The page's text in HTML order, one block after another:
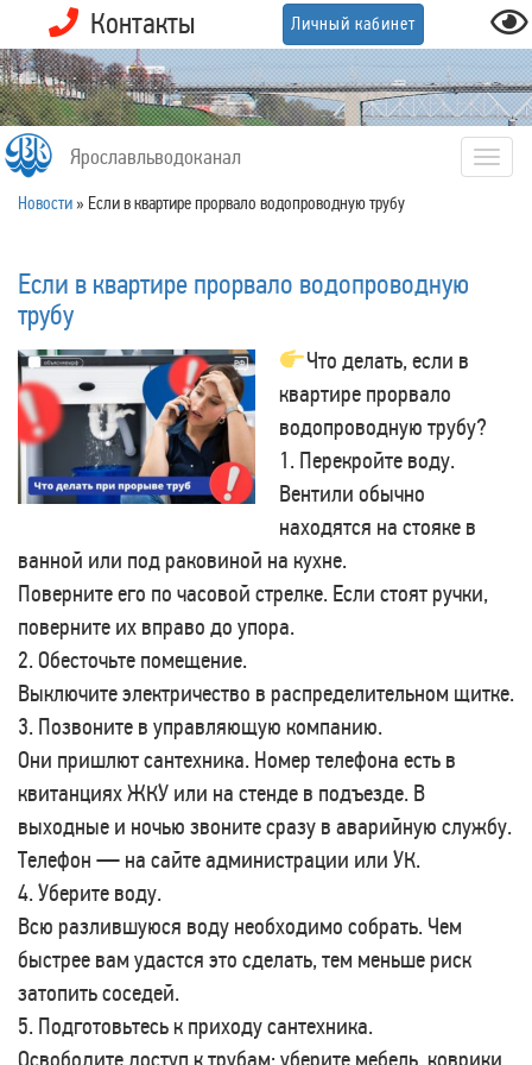
Контакты Личный кабинет
Ярославльводоканал
Новости » Если в квартире прорвало водопроводную трубу
Если в квартире прорвало водопроводную
трубу
Что делать, если в
квартире прорвало
водопроводную трубу?
1. Перекройте воду.
Вентили обычно
находятся на стояке в
ванной или под раковиной на кухне.
Поверните его по часовой стрелке. Если стоят ручки,
поверните их вправо до упора.
2. Обесточьте помещение.
Выключите электричество в распределительном щитке.
3. Позвоните в управляющую компанию.
Они пришлют сантехника. Номер телефона есть в
квитанциях ЖКУ или на стенде в подъезде. В
выходные и ночью звоните сразу в аварийную службу.
Телефон — на сайте администрации или УК.
4. Уберите воду.
Всю разлившуюся воду необходимо собрать. Чем
быстрее вам удастся это сделать, тем меньше риск
затопить соседей.
5. Подготовьтесь к приходу сантехника.
Освободите доступ к трубам: уберите мебель, коврики,